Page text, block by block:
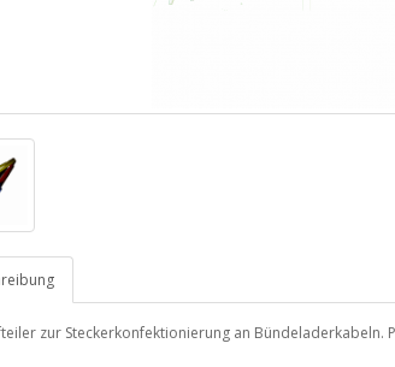
zur Steckerkonfektionierung an